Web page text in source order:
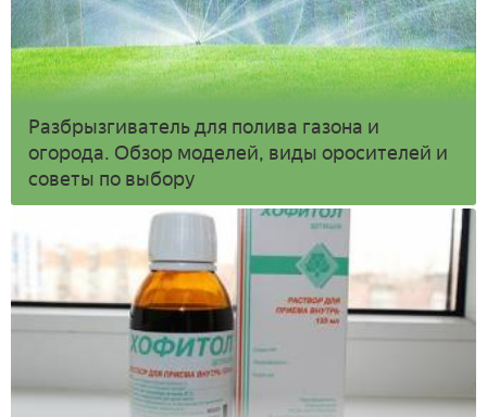
Разбрызгиватель для полива газона и
огорода. Обзор моделей, виды оросителей и
советы по выбору